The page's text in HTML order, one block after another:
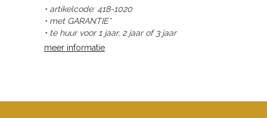
• artikelcode: 418-1020
• met GARANTIE*
• te huur voor 1 jaar, 2 jaar of 3 jaar
meer informatie